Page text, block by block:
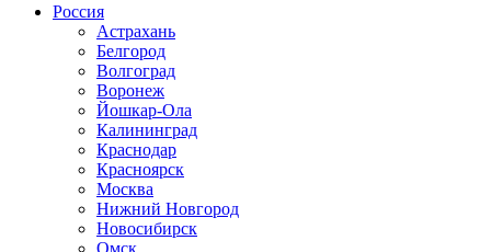
Россия
Астрахань
Белгород
Волгоград
Воронеж
Йошкар-Ола
Калининград
Краснодар
Красноярск
Москва
Нижний Новгород
Новосибирск
Омск